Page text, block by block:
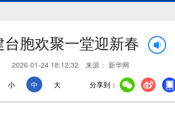
台胞欢聚一堂迎新春
2026-01-24 18:12:32 来源： 新华网
小 中 大 分享到：